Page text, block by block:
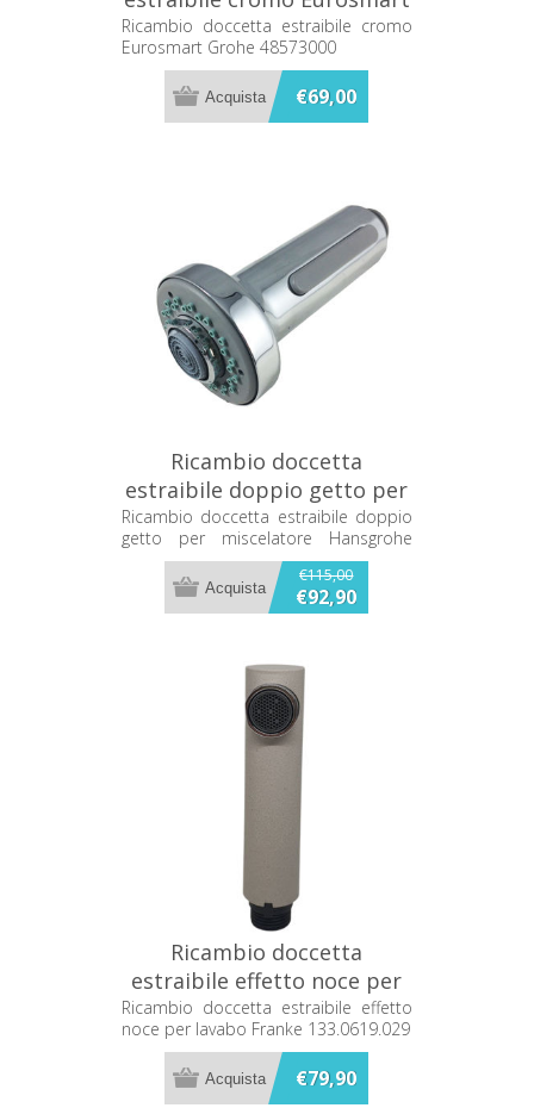
Grohe 48573000
Ricambio doccetta estraibile cromo
Eurosmart Grohe 48573000
€69,00
Ricambio doccetta
estraibile doppio getto per
miscelatore Hansgrohe
96920000
Ricambio doccetta estraibile doppio
getto per miscelatore Hansgrohe
96920000
€115,00
€92,90
Ricambio doccetta
estraibile effetto noce per
lavabo Franke 133.0619.029
Ricambio doccetta estraibile effetto
noce per lavabo Franke 133.0619.029
€79,90